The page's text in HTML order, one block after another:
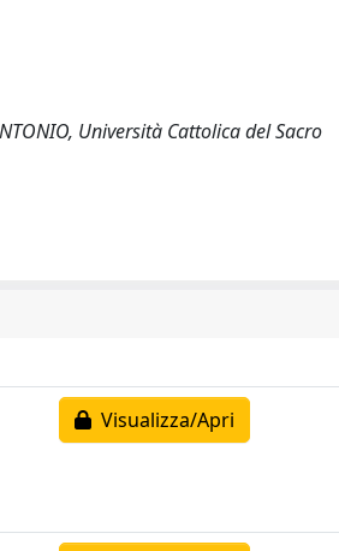
Università Cattolica del Sacro
Visualizza/Apri